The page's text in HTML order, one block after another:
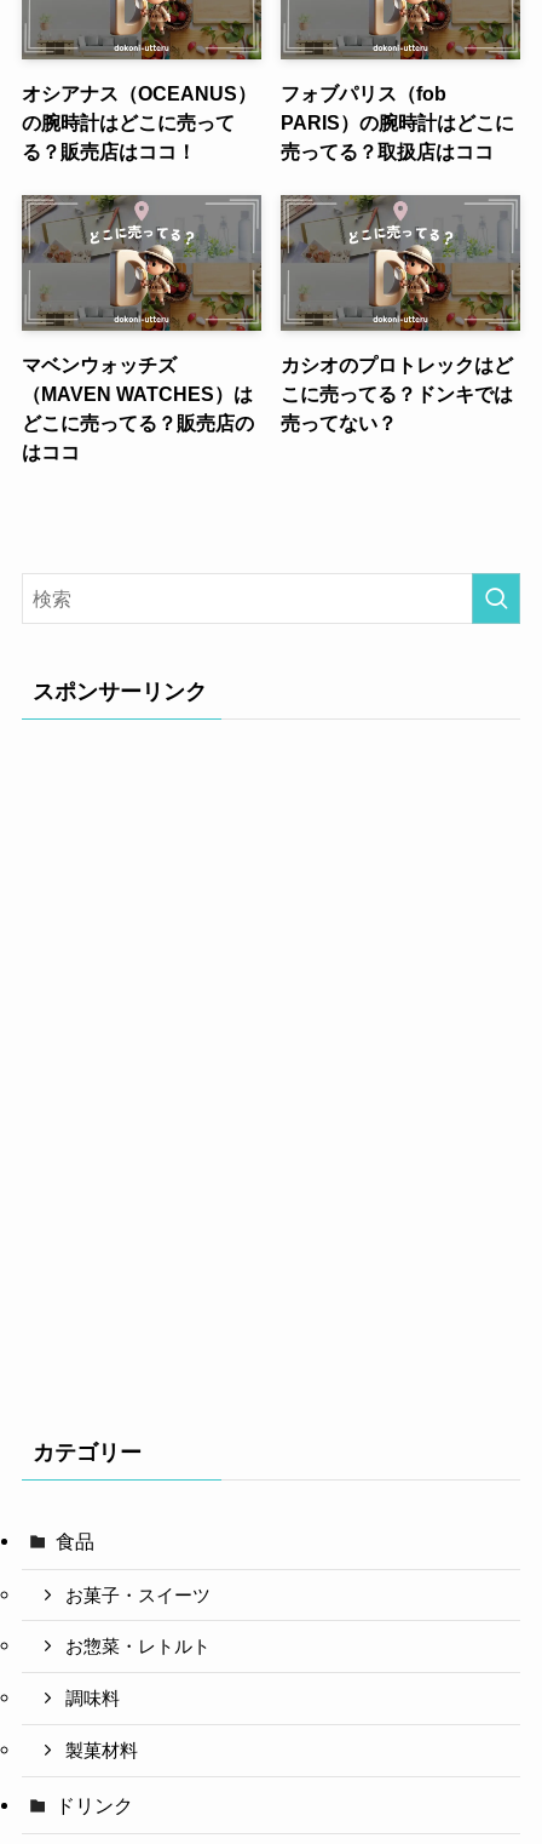
オシアナス（OCEANUS）
の腕時計はどこに売って
る？販売店はココ！
フォブパリス（fob
PARIS）の腕時計はどこに
売ってる？取扱店はココ
マベンウォッチズ
（MAVEN WATCHES）は
どこに売ってる？販売店の
はココ
カシオのプロトレックはど
こに売ってる？ドンキでは
売ってない？
スポンサーリンク
カテゴリー
食品
お菓子・スイーツ
お惣菜・レトルト
調味料
製菓材料
ドリンク